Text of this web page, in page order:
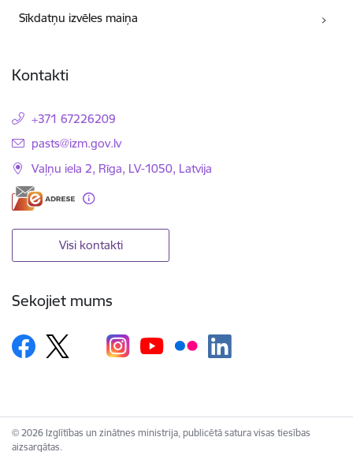
Sīkdatņu izvēles maiņa
Kontakti
+371 67226209
E-pasts:
pasts@izm.gov.lv
Vaļņu iela 2, Rīga, LV-1050, Latvija
Visi kontakti
Sekojiet mums
© 2026 Izglītības un zinātnes ministrija, publicētā satura visas tiesības
aizsargātas.